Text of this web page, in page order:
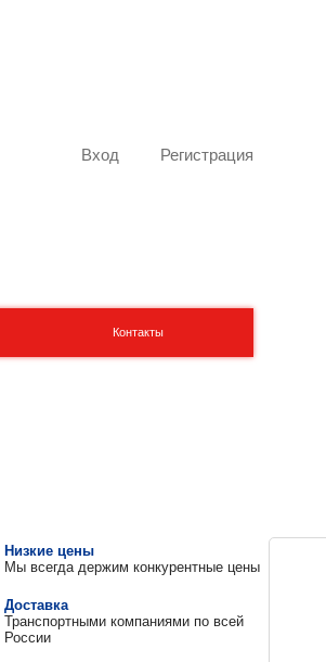
Вход Регистрация
Контакты
Низкие цены
Мы всегда держим конкурентные цены
Доставка
Транспортными компаниями по всей
России